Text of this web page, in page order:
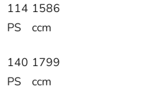
114
PS
1586
ccm
140
PS
1799
ccm